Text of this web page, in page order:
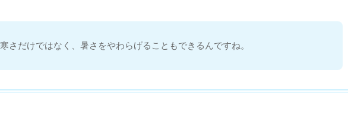
寒さだけではなく、暑さをやわらげることもできるんですね。